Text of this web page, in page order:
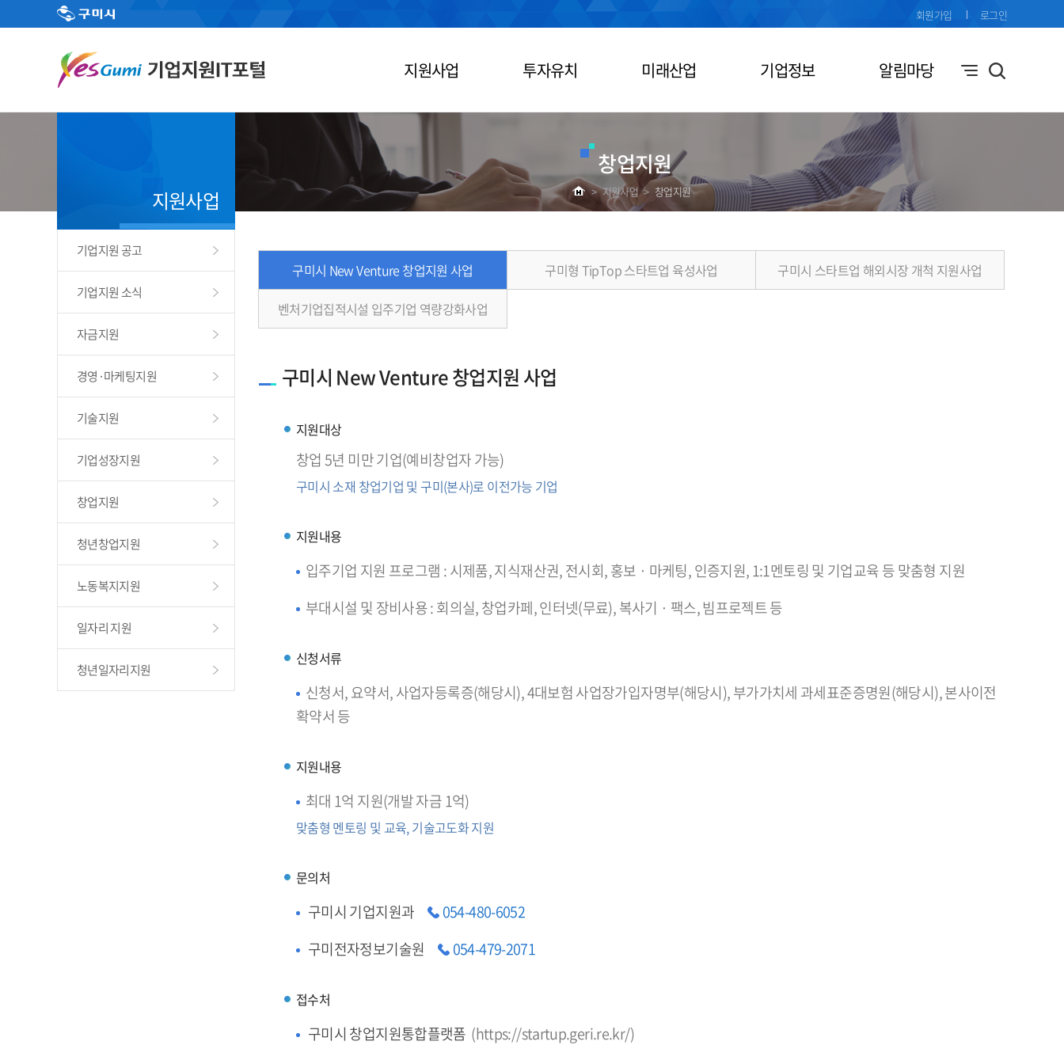
지원사업 투자유치 미래산업 기업정보 알림마당
회원가입 로그인
창업지원
> 지원사업 > 창업지원
지원사업
기업지원 공고
기업지원 소식
자금지원
경영·마케팅지원
기술지원
기업성장지원
창업지원
청년창업지원
노동복지지원
일자리 지원
청년일자리지원
구미시 New Venture 창업지원 사업 구미형 TipTop 스타트업 육성사업 구미시 스타트업 해외시장 개척 지원사업
벤처기업집적시설 입주기업 역량강화사업
구미시 New Venture 창업지원 사업
지원대상
창업 5년 미만 기업(예비창업자 가능)
구미시 소재 창업기업 및 구미(본사)로 이전가능 기업
지원내용
입주기업 지원 프로그램 : 시제품, 지식재산권, 전시회, 홍보 · 마케팅, 인증지원, 1:1멘토링 및 기업교육 등 맞춤형 지원
부대시설 및 장비사용 : 회의실, 창업카페, 인터넷(무료), 복사기 · 팩스, 빔프로젝트 등
신청서류
신청서, 요약서, 사업자등록증(해당시), 4대보험 사업장가입자명부(해당시), 부가가치세 과세표준증명원(해당시), 본사이전
확약서 등
지원내용
최대 1억 지원(개발 자금 1억)
맞춤형 멘토링 및 교육, 기술고도화 지원
문의처
구미시 기업지원과
054-480-6052
구미전자정보기술원
054-479-2071
접수처
구미시 창업지원통합플랫폼 (https://startup.geri.re.kr/)